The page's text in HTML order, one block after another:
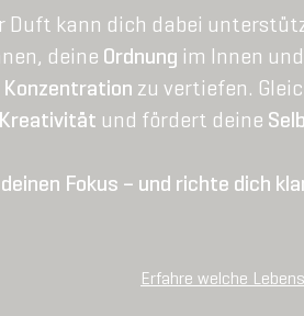
Duft kann dich dabei
deine Ordnung im Innen
Konzentration zu vertiefen.
Kreativität und fördert deine
Fokus – und richte dich
Erfahre welche